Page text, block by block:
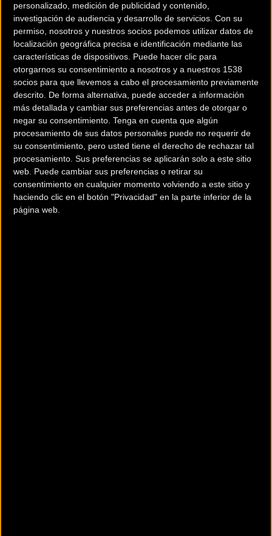
personalizado, medición de publicidad y contenido,
investigación de audiencia y desarrollo de servicios. Con su
permiso, nosotros y nuestros socios podemos utilizar datos de
localización geográfica precisa e identificación mediante las
características de dispositivos. Puede hacer clic para
otorgarnos su consentimiento a nosotros y a nuestros 1538
socios para que llevemos a cabo el procesamiento previamente
descrito. De forma alternativa, puede acceder a información
más detallada y cambiar sus preferencias antes de otorgar o
negar su consentimiento. Tenga en cuenta que algún
procesamiento de sus datos personales puede no requerir de
su consentimiento, pero usted tiene el derecho de rechazar tal
procesamiento. Sus preferencias se aplicarán solo a este sitio
web. Puede cambiar sus preferencias o retirar su
consentimiento en cualquier momento volviendo a este sitio y
haciendo clic en el botón "Privacidad" en la parte inferior de la
página web.
Terms of use © 1987–2026 HERE
200 km
¿Eres el propietario de esta tienda? Descubre cómohacerte tienda
Premium para llegar a más clientes
Comercios Bz Premium
MC SKI BIKE